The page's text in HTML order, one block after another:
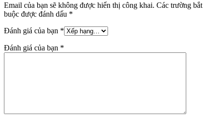
Email của bạn sẽ không được hiển thị công khai. Các trường bắt
buộc được đánh dấu *
Đánh giá của bạn *
Đánh giá của bạn *